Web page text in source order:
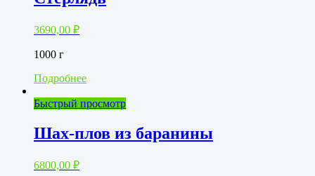
3690,00 ₽
1000 г
Подробнее
Быстрый просмотр
Шах-плов из баранины
6800,00 ₽